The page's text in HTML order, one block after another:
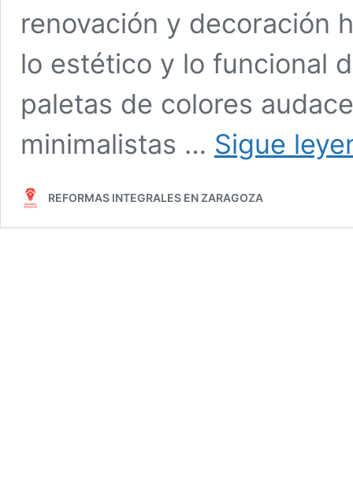
renovación y decoración
lo estético y lo funcional
paletas de colores
minimalistas … Sigue
REFORMAS INTEGRALES EN ZARAGOZA